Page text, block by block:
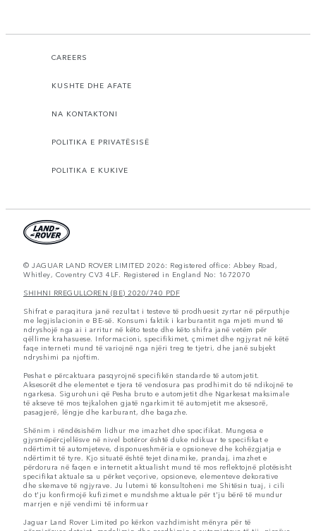
CAREERS
KUSHTE DHE AFATE
NA KONTAKTONI
POLITIKA E PRIVATËSISË
POLITIKA E KUKIVE
© JAGUAR LAND ROVER LIMITED 2026: Registered office: Abbey Road,
Whitley, Coventry CV3 4LF. Registered in England No: 1672070
SHIHNI RREGULLOREN (BE) 2020/740 PDF
Shifrat e paraqitura janë rezultat i testeve të prodhuesit zyrtar në përputhje
me legjislacionin e BE-së. Konsumi faktik i karburantit nga mjeti mund të
ndryshojë nga ai i arritur në këto teste dhe këto shifra janë vetëm për
qëllime krahasuese. Informacioni, specifikimet, çmimet dhe ngjyrat në këtë
faqe interneti mund të variojnë nga njëri treg te tjetri, dhe janë subjekt
ndryshimi pa njoftim.
Peshat e përcaktuara pasqyrojnë specifikën standarde të automjetit.
Aksesorët dhe elementet e tjera të vendosura pas prodhimit do të ndikojnë te
ngarkesa. Sigurohuni që Pesha bruto e automjetit dhe Ngarkesat maksimale
të akseve të mos tejkalohen gjatë ngarkimit të automjetit me aksesorë,
pasagjerë, lëngje dhe karburant, dhe bagazhe.
Shënim i rëndësishëm lidhur me imazhet dhe specifikat. Mungesa e
gjysmëpërcjellësve në nivel botëror është duke ndikuar te specifikat e
ndërtimit të automjeteve, disponueshmëria e opsioneve dhe kohëzgjatja e
ndërtimit të tyre. Kjo situatë është tejet dinamike, prandaj, imazhet e
përdorura në faqen e internetit aktualisht mund të mos reflektojnë plotësisht
specifikat aktuale sa u përket veçorive, opsioneve, elementeve dekorative
dhe skemave të ngjyrave. Ju lutemi të konsultoheni me Shitësin tuaj, i cili
do t'ju konfirmojë kufizimet e mundshme aktuale për t'ju bërë të mundur
marrjen e një vendimi të informuar
Jaguar Land Rover Limited po kërkon vazhdimisht mënyra për të